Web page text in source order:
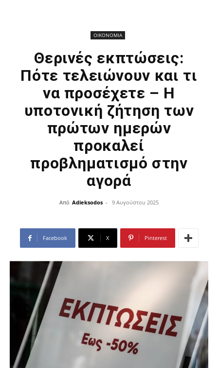
ΟΙΚΟΝΟΜΙΑ
Θερινές εκπτώσεις:
Πότε τελειώνουν και τι
να προσέχετε – Η
υποτονική ζήτηση των
πρώτων ημερών
προκαλεί
προβληματισμό στην
αγορά
Από Adieksodos - 9 Αυγούστου 2025
Facebook X Pinterest